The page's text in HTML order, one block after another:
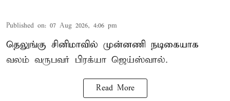
Published on: 07 Aug 2026, 4:06 pm
தெலுங்கு சினிமாவில் முன்னணி நடிகையாக
வலம் வருபவர் பிரக்யா ஜெய்ஸ்வால்.
Read More